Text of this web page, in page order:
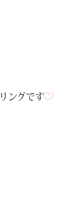
ングです